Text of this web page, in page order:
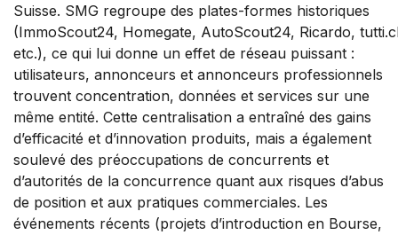
Suisse. SMG regroupe des plates-formes historiques
(ImmoScout24, Homegate, AutoScout24, Ricardo,
etc.), ce qui lui donne un effet de réseau puissant :
utilisateurs, annonceurs et annonceurs professionnels
trouvent concentration, données et services sur une
même entité. Cette centralisation a entraîné des gains
d’efficacité et d’innovation produits, mais a également
soulevé des préoccupations de concurrents et
d’autorités de la concurrence quant aux risques d’abus
de position et aux pratiques commerciales. Les
événements récents (projets d’introduction en Bourse,